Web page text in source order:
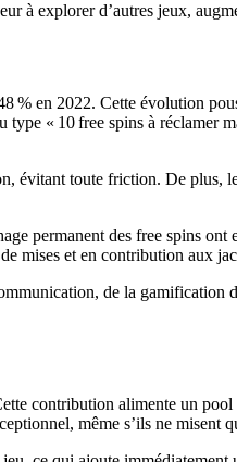
à explorer d’autres jeux,
% en 2022. Cette évolution
« 10 free spins à réclamer
évitant toute friction. De
permanent des free spins ont
mises et en contribution aux
de la gamification
contribution alimente un
même s’ils ne misent